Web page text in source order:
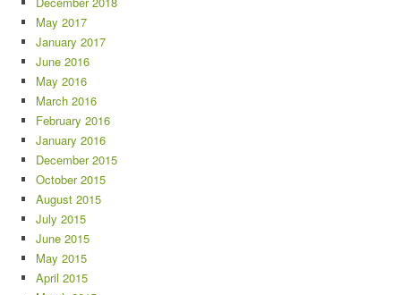
May 2017
January 2017
June 2016
May 2016
March 2016
February 2016
January 2016
December 2015
October 2015
August 2015
July 2015
June 2015
May 2015
April 2015